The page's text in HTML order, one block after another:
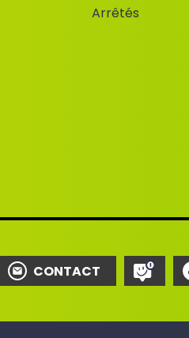
Arrêtés
CONTACT